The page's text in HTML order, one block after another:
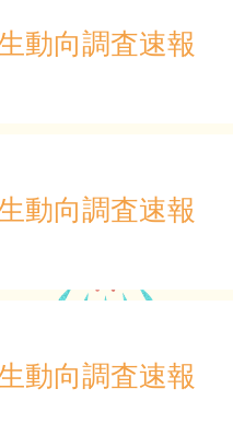
動向調査速報
動向調査速報
動向調査速報